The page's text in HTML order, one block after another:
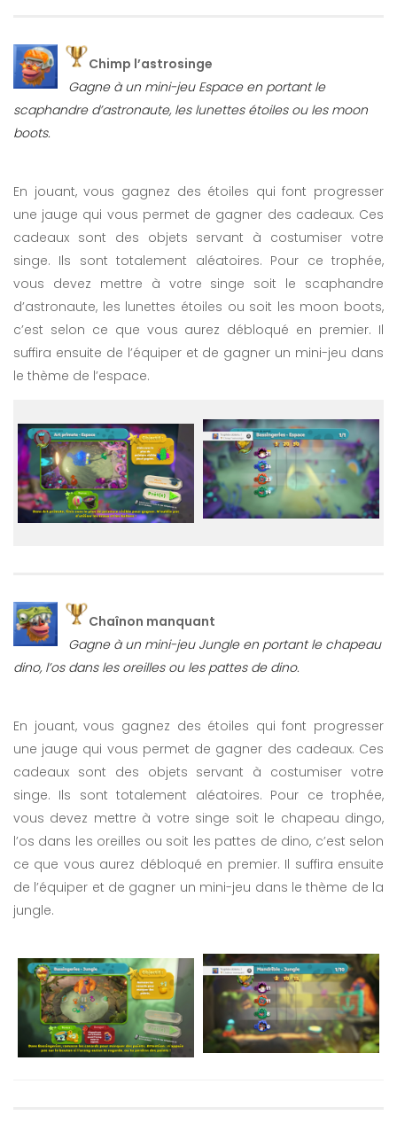
Chimp l’astrosinge
Gagne à un mini-jeu Espace en portant le
scaphandre d’astronaute, les lunettes étoiles ou les moon
boots.
En jouant, vous gagnez des étoiles qui font progresser
une jauge qui vous permet de gagner des cadeaux. Ces
cadeaux sont des objets servant à costumiser votre
singe. Ils sont totalement aléatoires. Pour ce trophée,
vous devez mettre à votre singe soit le scaphandre
d’astronaute, les lunettes étoiles ou soit les moon boots,
c’est selon ce que vous aurez débloqué en premier. Il
suffira ensuite de l’équiper et de gagner un mini-jeu dans
le thème de l’espace.
Chaînon manquant
Gagne à un mini-jeu Jungle en portant le chapeau
dino, l’os dans les oreilles ou les pattes de dino.
En jouant, vous gagnez des étoiles qui font progresser
une jauge qui vous permet de gagner des cadeaux. Ces
cadeaux sont des objets servant à costumiser votre
singe. Ils sont totalement aléatoires. Pour ce trophée,
vous devez mettre à votre singe soit le chapeau dingo,
l’os dans les oreilles ou soit les pattes de dino, c’est selon
ce que vous aurez débloqué en premier. Il suffira ensuite
de l’équiper et de gagner un mini-jeu dans le thème de la
jungle.